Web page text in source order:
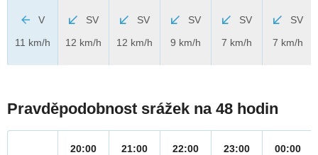
V
11 km/h
SV
12 km/h
SV
12 km/h
SV
9 km/h
SV
7 km/h
SV
7 km/h
Pravděpodobnost srážek na 48 hodin
20:00
21:00
22:00
23:00
00:00